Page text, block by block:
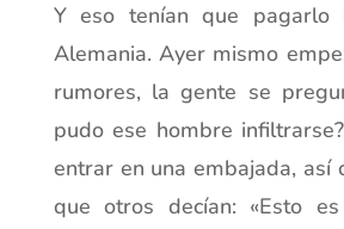
Y eso tenían que pagarlo
Alemania. Ayer mismo
rumores, la gente se
pudo ese hombre
entrar en una embajada, así
que otros decían: «Esto